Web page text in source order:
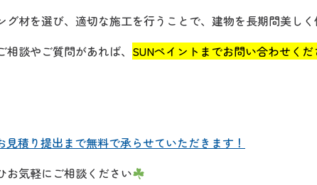
材を選び、適切な施工を行うことで、建物を長期間美しく
談やご質問があれば、 SUNペイントまでお問い合わせく
積り提出まで無料で承らせていただきます！
お気軽にご相談ください